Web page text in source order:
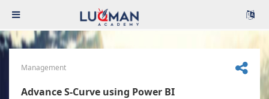
Management
Advance S-Curve using Power BI